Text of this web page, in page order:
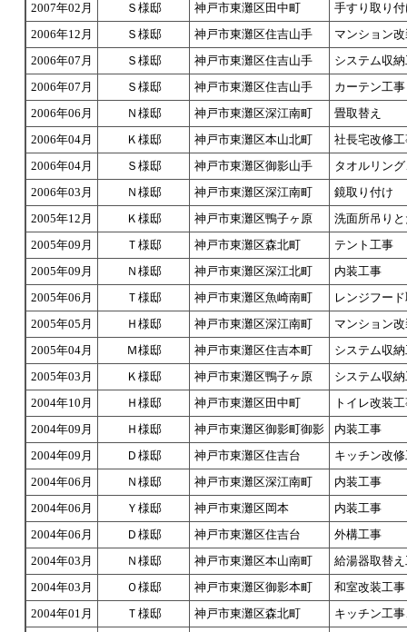
2007年02月
Ｓ様邸 神戸市東灘区田中町
手すり取り
2006年12月
Ｓ様邸 神戸市東灘区住吉山手
マンション
2006年07月
Ｓ様邸 神戸市東灘区住吉山手
システム収
2006年07月
Ｓ様邸 神戸市東灘区住吉山手
カーテン工事
2006年06月
Ｎ様邸 神戸市東灘区深江南町
畳取替え
2006年04月
Ｋ様邸 神戸市東灘区本山北町
社長宅改修
2006年04月
Ｓ様邸 神戸市東灘区御影山手
タオルリン
2006年03月
Ｎ様邸 神戸市東灘区深江南町
鏡取り付け
2005年12月
Ｋ様邸 神戸市東灘区鴨子ヶ原
洗面所吊り
2005年09月
Ｔ様邸 神戸市東灘区森北町
テント工事
2005年09月
Ｎ様邸 神戸市東灘区深江北町
内装工事
2005年06月
Ｔ様邸 神戸市東灘区魚崎南町
レンジフー
2005年05月
Ｈ様邸 神戸市東灘区深江南町
マンション
2005年04月
Ｍ様邸 神戸市東灘区住吉本町
システム収
2005年03月
Ｋ様邸 神戸市東灘区鴨子ヶ原
システム収
2004年10月
Ｈ様邸 神戸市東灘区田中町
トイレ改装
2004年09月
Ｈ様邸 神戸市東灘区御影町御影
内装工事
2004年09月
Ｄ様邸 神戸市東灘区住吉台
キッチン改
2004年06月
Ｎ様邸 神戸市東灘区深江南町
内装工事
2004年06月
Ｙ様邸 神戸市東灘区岡本
内装工事
2004年06月
Ｄ様邸 神戸市東灘区住吉台
外構工事
2004年03月
Ｎ様邸 神戸市東灘区本山南町
給湯器取替
2004年03月
Ｏ様邸 神戸市東灘区御影本町
和室改装工事
2004年01月
Ｔ様邸 神戸市東灘区森北町
キッチン工